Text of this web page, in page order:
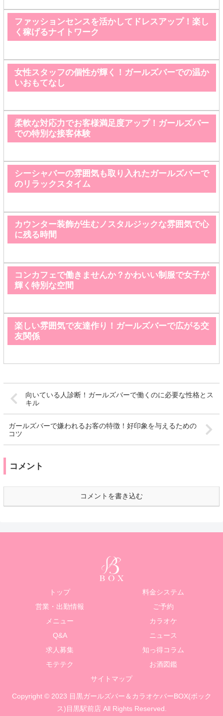
ファッションセンスを活かしてドレスアップ！楽し
く稼げるナイトワーク
女性スタッフの個性が輝く！ガールズバーでの温か
いおもてなし
柔軟な対応力でお客様満足度アップ！ガールズバー
での特別な接客体験
シーシャバーの雰囲気も取り入れたガールズバーで
のリラックスタイム
カウンター装飾が生むノスタルジックな雰囲気で心
に残る時間
コンカフェで働きませんか？かわいい制服で女子が
輝く特別な空間
楽しい雰囲気で友達作り！ガールズバーで広がる交
友関係
向いている人診断！ガールズバーで働くのに必要な性格とス
キル
ガールズバーで嫌われるお客の特徴！好印象を与えるための
コツ
コメント
コメントを書き込む
トップ
料金システム
営業・出勤情報
ご予約
メニュー
カラオケ
Q&A
ニュース
求人募集
知っ得コラム
モテテク
お酒図鑑
サイトマップ
Copyright © 2023 目黒ガールズバー＆カラオケバーBOX(ボック
ス)目黒駅前店 All Rights Reserved.